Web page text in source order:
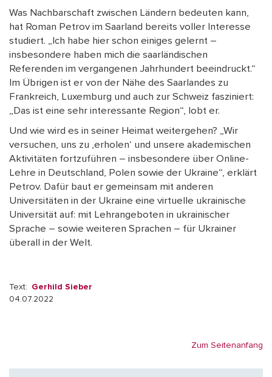
Was Nachbarschaft zwischen Ländern bedeuten kann,
hat Roman Petrov im Saarland bereits voller Interesse
studiert. „Ich habe hier schon einiges gelernt –
insbesondere haben mich die saarländischen
Referenden im vergangenen Jahrhundert beeindruckt.“
Im Übrigen ist er von der Nähe des Saarlandes zu
Frankreich, Luxemburg und auch zur Schweiz fasziniert:
„Das ist eine sehr interessante Region“, lobt er.
Und wie wird es in seiner Heimat weitergehen? „Wir
versuchen, uns zu ‚erholen‘ und unsere akademischen
Aktivitäten fortzuführen – insbesondere über Online-
Lehre in Deutschland, Polen sowie der Ukraine“, erklärt
Petrov. Dafür baut er gemeinsam mit anderen
Universitäten in der Ukraine eine virtuelle ukrainische
Universität auf: mit Lehrangeboten in ukrainischer
Sprache – sowie weiteren Sprachen – für Ukrainer
überall in der Welt.
Text: Gerhild Sieber
04.07.2022
Zum Seitenanfang